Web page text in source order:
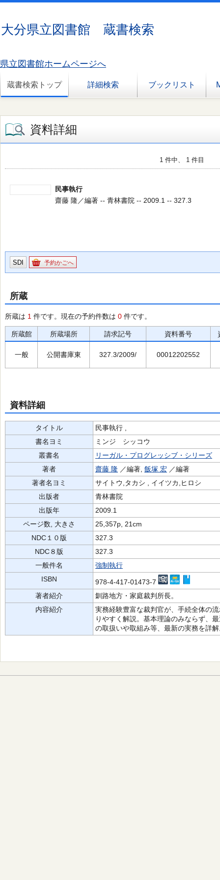
大分県立図書館 蔵書検索
県立図書館ホームページへ
蔵書検索トップ 詳細検索 ブックリスト
資料詳細
1 件中、 1 件目
民事執行
齋藤 隆／編著 -- 青林書院 -- 2009.1 -- 327.3
SDI 予約かごへ
所蔵
所蔵は 1 件です。現在の予約件数は 0 件です。
所蔵館 所蔵場所 請求記号 資料番号
一般 公開書庫東 327.3/2009/ 00012202552
資料詳細
タイトル
民事執行 ,
書名ヨミ
ミンジ シッコウ
叢書名
リーガル・プログレッシブ・シリーズ
著者
齋藤 隆 ／編著, 飯塚 宏 ／編著
著者名ヨミ
サイトウ,タカシ , イイツカ,ヒロシ
出版者
青林書院
出版年
2009.1
ページ数, 大きさ
25,357p, 21cm
NDC１０版
327.3
NDC８版
327.3
一般件名
強制執行
ISBN
978-4-417-01473-7
著者紹介
釧路地方・家庭裁判所長。
内容紹介
実務経験豊富な裁判官が、手続全体の
りやすく解説。基本理論のみならず、
の取扱いや取組み等、最新の実務を詳